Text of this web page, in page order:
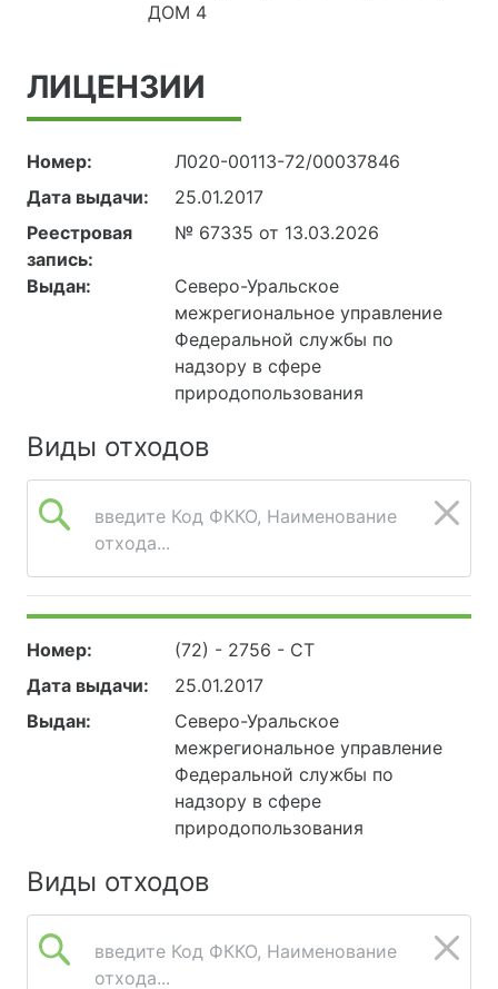
ДОМ 4
ЛИЦЕНЗИИ
Номер:
Л020-00113-72/00037846
Дата выдачи:
25.01.2017
Реестровая
запись:
№ 67335 от 13.03.2026
Выдан:
Северо-Уральское
межрегиональное управление
Федеральной службы по
надзору в сфере
природопользования
Виды отходов
введите Код ФККО, Наименование
отхода...
Номер:
(72) - 2756 - СТ
Дата выдачи:
25.01.2017
Выдан:
Северо-Уральское
межрегиональное управление
Федеральной службы по
надзору в сфере
природопользования
Виды отходов
введите Код ФККО, Наименование
отхода...